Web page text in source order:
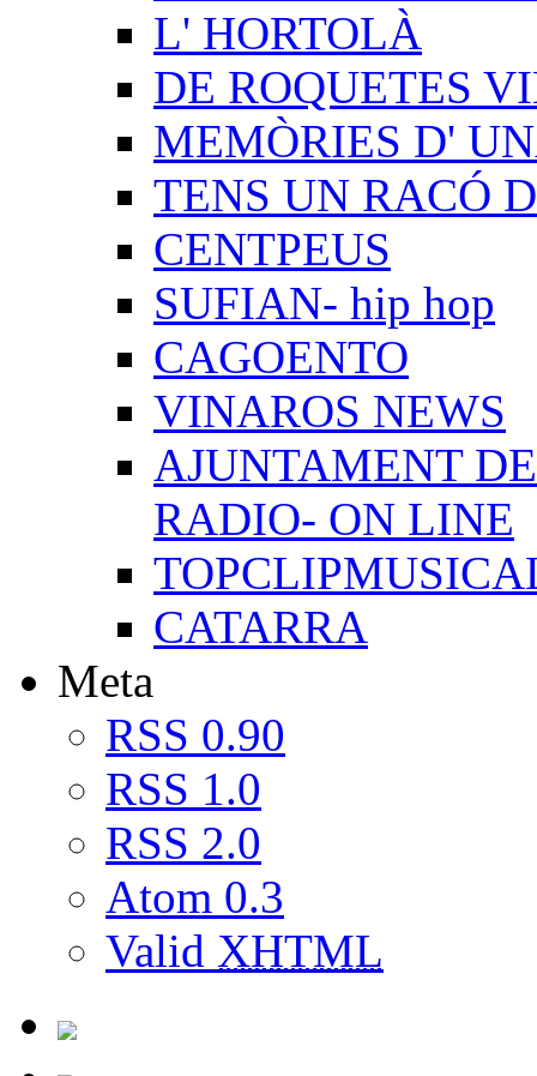
L' HORTOLÀ
DE ROQUETES
MEMÒRIES D'
TENS UN RACÓ
CENTPEUS
SUFIAN- hip hop
CAGOENTO
VINAROS NEWS
AJUNTAMENT
RADIO- ON LINE
CATARRA
Meta
RSS 0.90
RSS 1.0
RSS 2.0
Atom 0.3
Valid XHTML